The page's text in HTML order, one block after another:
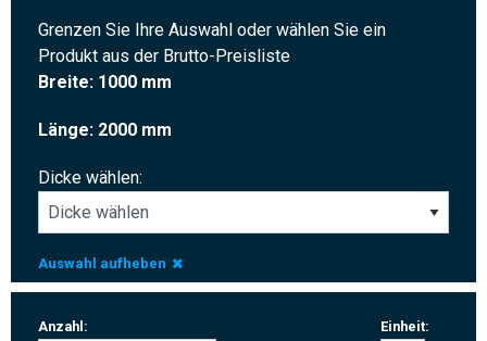
Grenzen Sie Ihre Auswahl oder wählen Sie ein
Produkt aus der Brutto-Preisliste
Breite: 1000 mm
Länge: 2000 mm
Dicke wählen:
Auswahl aufheben
Anzahl: Einheit: